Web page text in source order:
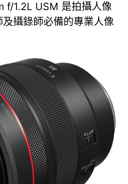
f/1.2L USM 是拍攝人像
攝錄師必備的專業人像